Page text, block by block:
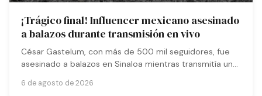
¡Trágico final! Influencer mexicano asesinado
a balazos durante transmisión en vivo
César Gastelum, con más de 500 mil seguidores, fue
asesinado a balazos en Sinaloa mientras transmitía un
tras disparar fatalmente al creador de contenido frente
6 de agosto de 2026